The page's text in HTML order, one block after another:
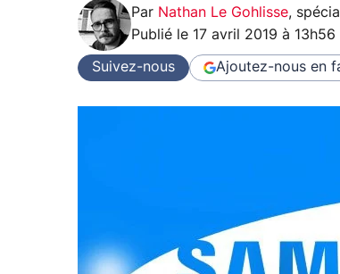
Par Nathan Le Gohlisse,
Publié le 17 avril 2019 à 13h56
Suivez-nous Ajoutez-nous en